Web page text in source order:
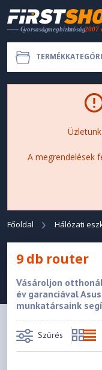
A megrendelések
Főoldal Hálózati
9 db router
Vásároljon
év garanciával
munkatársaink
Szűrés